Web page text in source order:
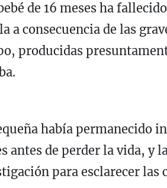
de 16 meses ha
a consecuencia de las
producidas
había permanecido
antes de perder la vida, y
para esclarecer las